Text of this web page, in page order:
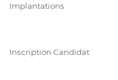
Implantations
Inscription Candidat